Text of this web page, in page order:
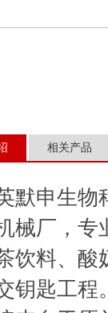
相关产品
默申生物
械厂，专
饮料、酸
钥匙工程